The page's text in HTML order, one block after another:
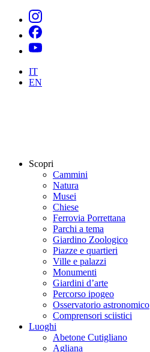
IT
EN
Scopri
Cammini
Natura
Musei
Chiese
Ferrovia Porrettana
Parchi a tema
Giardino Zoologico
Piazze e quartieri
Ville e palazzi
Monumenti
Giardini d’arte
Percorso ipogeo
Osservatorio astronomico
Comprensori sciistici
Luoghi
Abetone Cutigliano
Agliana